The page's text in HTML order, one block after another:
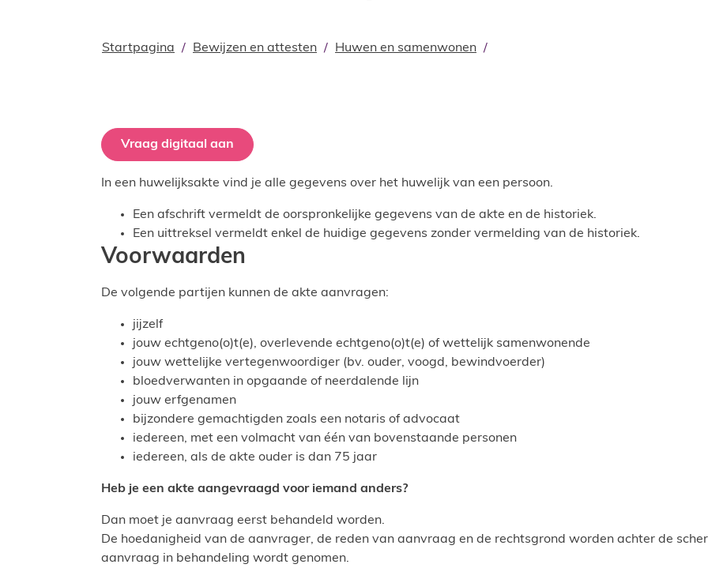
Startpagina Bewijzen en attesten Huwen en samenwonen
Vraag digitaal aan
In een huwelijksakte vind je alle gegevens over het huwelijk van een persoon.
Een afschrift vermeldt de oorspronkelijke gegevens van de akte en de historiek.
Een uittreksel vermeldt enkel de huidige gegevens zonder vermelding van de historiek.
Voorwaarden
De volgende partijen kunnen de akte aanvragen:
jijzelf
jouw echtgeno(o)t(e), overlevende echtgeno(o)t(e) of wettelijk samenwonende
jouw wettelijke vertegenwoordiger (bv. ouder, voogd, bewindvoerder)
bloedverwanten in opgaande of neerdalende lijn
jouw erfgenamen
bijzondere gemachtigden zoals een notaris of advocaat
iedereen, met een volmacht van één van bovenstaande personen
iedereen, als de akte ouder is dan 75 jaar
Heb je een akte aangevraagd voor iemand anders?
Dan moet je aanvraag eerst behandeld worden.
De hoedanigheid van de aanvrager, de reden van aanvraag en de rechtsgrond worden achter de
aanvraag in behandeling wordt genomen.